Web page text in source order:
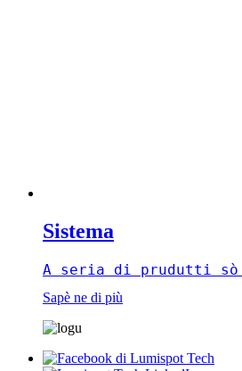
Sistema
A seria di prudutti sò
Sapè ne di più